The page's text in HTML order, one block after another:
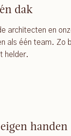
dak
architecten en
als één team. Zo
helder.
handen